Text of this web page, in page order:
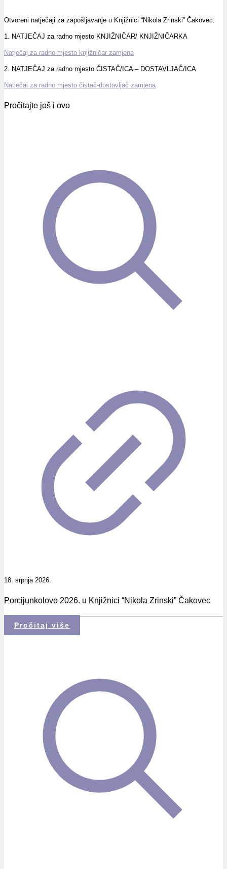
Otvoreni natječaji za zapošljavanje u Knjižnici “Nikola Zrinski” Čakovec:
1. NATJEČAJ za radno mjesto KNJIŽNIČAR/ KNJIŽNIČARKA
Natječaj za radno mjesto knjižničar zamjena
2. NATJEČAJ za radno mjesto ČISTAČ/ICA – DOSTAVLJAČ/ICA
Natječaj za radno mjesto čistač-dostavljač zamjena
Pročitajte još i ovo
18. srpnja 2026.
Porcijunkolovo 2026. u Knjižnici “Nikola Zrinski” Čakovec
Pročitaj više